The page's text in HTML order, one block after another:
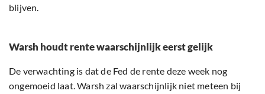
blijven.
Warsh houdt rente waarschijnlijk eerst gelijk
De verwachting is dat de Fed de rente deze week nog
ongemoeid laat. Warsh zal waarschijnlijk niet meteen bij